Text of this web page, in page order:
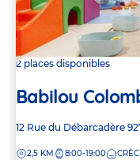
2 places disponibles
Babilou
Adresse
la
12 Rue du Débarcadère
DISTANCE
2,5 KM 8:00-19:00